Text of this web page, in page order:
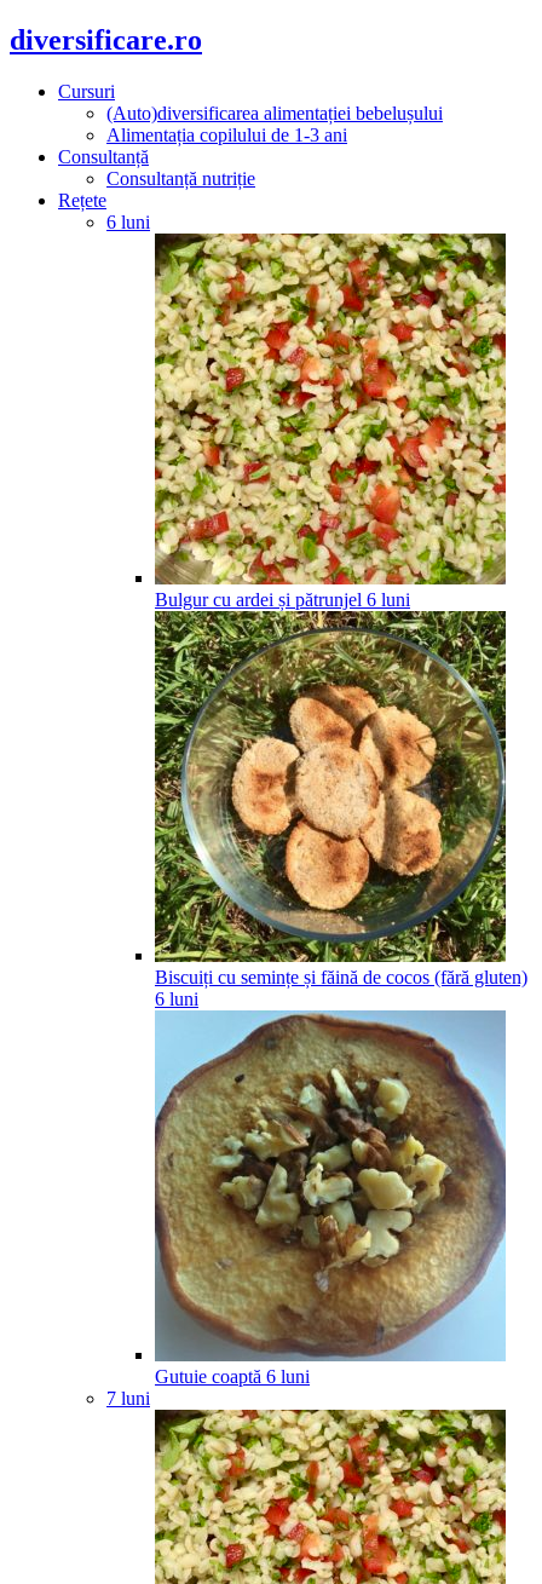
diversificare.ro
Cursuri
(Auto)diversificarea alimentației bebelușului
Alimentația copilului de 1-3 ani
Consultanță
Consultanță nutriție
Rețete
6 luni
Bulgur cu ardei și pătrunjel 6 luni
Biscuiți cu semințe și făină de cocos (fără gluten)
6 luni
Gutuie coaptă 6 luni
7 luni